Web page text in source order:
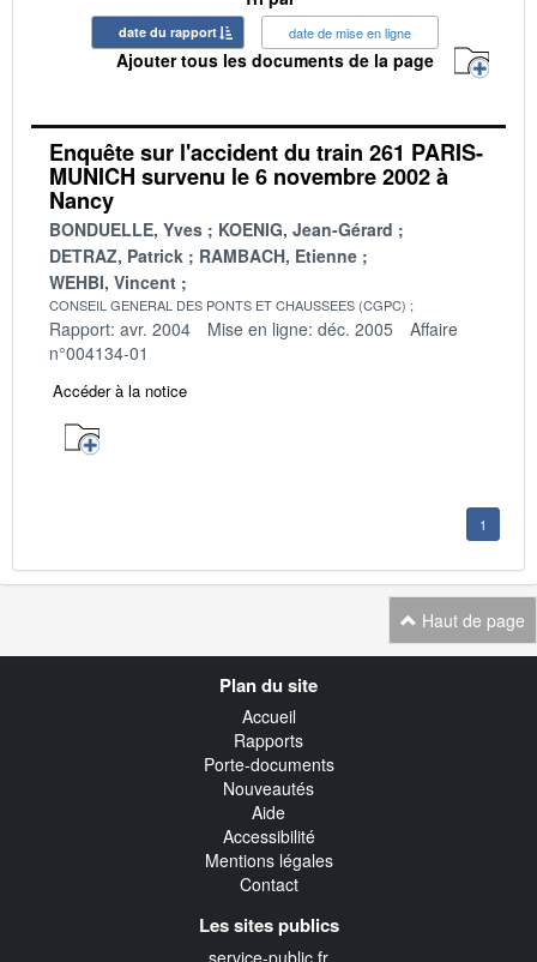
date du rapport date de mise en ligne
Ajouter tous les documents de la page
Enquête sur l'accident du train 261 PARIS-
MUNICH survenu le 6 novembre 2002 à
Nancy
BONDUELLE, Yves
KOENIG, Jean-Gérard
DETRAZ, Patrick
RAMBACH, Etienne
WEHBI, Vincent
CONSEIL GENERAL DES PONTS ET CHAUSSEES (CGPC)
Rapport: avr. 2004 Mise en ligne: déc. 2005
Affaire
n°004134-01
Accéder à la notice
1
Haut de page
Plan du site
Accueil
Rapports
Porte-documents
Nouveautés
Aide
Accessibilité
Mentions légales
Contact
Les sites publics
service-public.fr